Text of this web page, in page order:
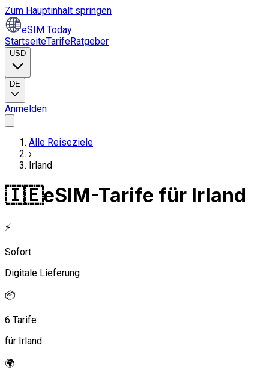
Zum Hauptinhalt springen
eSIM Today
StartseiteTarifeRatgeber
USD
DE
Anmelden
Alle Reiseziele
›
Irland
🇮🇪eSIM-Tarife für Irland
⚡
Sofort
Digitale Lieferung
📦
6 Tarife
für Irland
🌍